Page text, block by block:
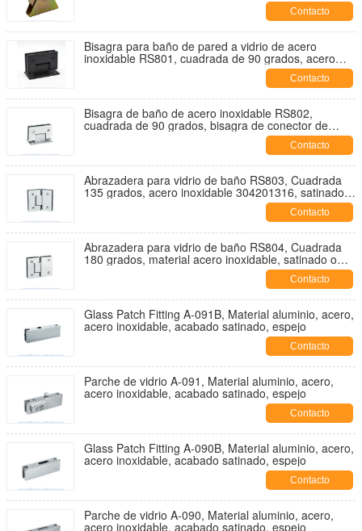
Contacto
Bisagra para baño de pared a vidrio de acero
inoxidable RS801, cuadrada de 90 grados, acero
Contacto
Bisagra de baño de acero inoxidable RS802,
cuadrada de 90 grados, bisagra de conector de
pared a vidrio, satinado, espejo, dorado, negro
Contacto
Abrazadera para vidrio de baño RS803, Cuadrada
135 grados, acero inoxidable 304201316, satinado o
Contacto
Abrazadera para vidrio de baño RS804, Cuadrada
180 grados, material acero inoxidable, satinado o
Contacto
Glass Patch Fitting A-091B, Material aluminio, acero,
acero inoxidable, acabado satinado, espejo
Contacto
Parche de vidrio A-091, Material aluminio, acero,
acero inoxidable, acabado satinado, espejo
Contacto
Glass Patch Fitting A-090B, Material aluminio, acero,
acero inoxidable, acabado satinado, espejo
Contacto
Parche de vidrio A-090, Material aluminio, acero,
acero inoxidable, acabado satinado, espejo